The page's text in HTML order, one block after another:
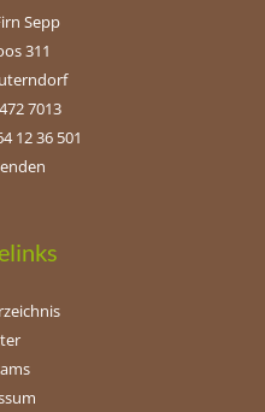
Sepp
311
7013
12 36 501